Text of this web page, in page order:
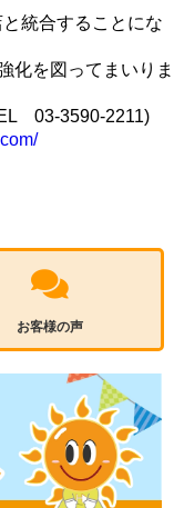
統合することにな
化を図ってまいりま
03-3590-2211)
お客様の声